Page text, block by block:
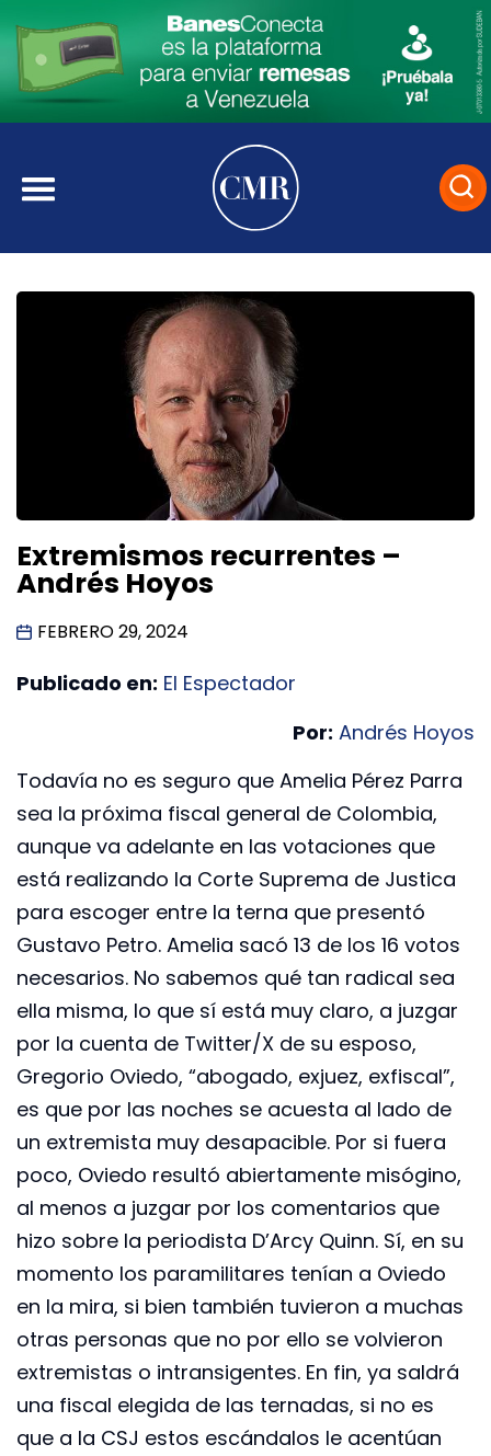
Extremismos recurrentes –
Andrés Hoyos
FEBRERO 29, 2024
Publicado en: El Espectador
Por: Andrés Hoyos
Todavía no es seguro que Amelia Pérez Parra
sea la próxima fiscal general de Colombia,
aunque va adelante en las votaciones que
está realizando la Corte Suprema de Justica
para escoger entre la terna que presentó
Gustavo Petro. Amelia sacó 13 de los 16 votos
necesarios. No sabemos qué tan radical sea
ella misma, lo que sí está muy claro, a juzgar
por la cuenta de Twitter/X de su esposo,
Gregorio Oviedo, “abogado, exjuez, exfiscal”,
es que por las noches se acuesta al lado de
un extremista muy desapacible. Por si fuera
poco, Oviedo resultó abiertamente misógino,
al menos a juzgar por los comentarios que
hizo sobre la periodista D’Arcy Quinn. Sí, en su
momento los paramilitares tenían a Oviedo
en la mira, si bien también tuvieron a muchas
otras personas que no por ello se volvieron
extremistas o intransigentes. En fin, ya saldrá
una fiscal elegida de las ternadas, si no es
que a la CSJ estos escándalos le acentúan